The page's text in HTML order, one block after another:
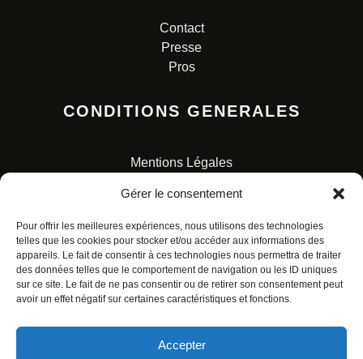
Gérer le consentement
Pour offrir les meilleures expériences, nous utilisons des technologies
telles que les cookies pour stocker et/ou accéder aux informations des
appareils. Le fait de consentir à ces technologies nous permettra de traiter
des données telles que le comportement de navigation ou les ID uniques
sur ce site. Le fait de ne pas consentir ou de retirer son consentement peut
avoir un effet négatif sur certaines caractéristiques et fonctions.
Accepter
Contact
Presse
Pros
CONDITIONS GENERALES
Mentions Légales
Charte pour la protection des données personnelles
© ALL RIGHTS RESERVED. URBAN COMICS POUR LES